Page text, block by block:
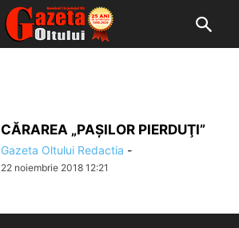
CĂRAREA „PAŞILOR PIERDUŢI”
Gazeta Oltului Redactia -
22 noiembrie 2018 12:21